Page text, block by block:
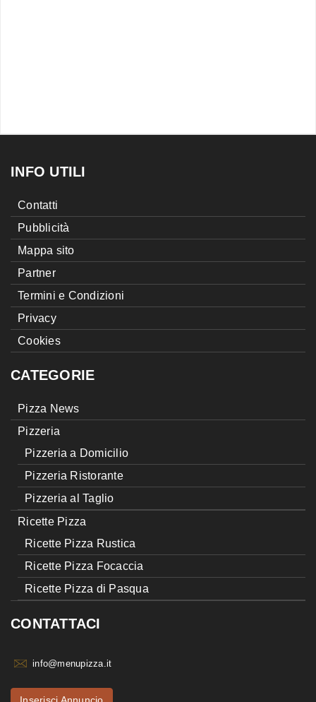
INFO UTILI
Contatti
Pubblicità
Mappa sito
Partner
Termini e Condizioni
Privacy
Cookies
CATEGORIE
Pizza News
Pizzeria
Pizzeria a Domicilio
Pizzeria Ristorante
Pizzeria al Taglio
Ricette Pizza
Ricette Pizza Rustica
Ricette Pizza Focaccia
Ricette Pizza di Pasqua
CONTATTACI
info@menupizza.it
Inserisci Annuncio